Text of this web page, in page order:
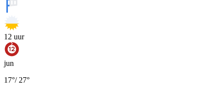
12 uur
jun
17°/ 27°